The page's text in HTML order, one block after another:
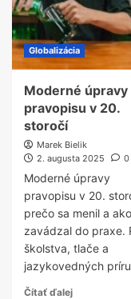
Globalizácia
Moderné úpravy
pravopisu v 20.
storočí
Marek Bielik
2. augusta 2025
0
Moderné úpravy
pravopisu v 20.
prečo sa menil a
zavádzal do praxe.
školstva, tlače a
jazykovedných
Čítať ďalej